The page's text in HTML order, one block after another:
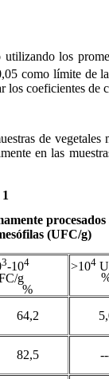
los
como límite de
los coeficientes de
de vegetales
en las
(UFC/g)
3-104
g
%
>104
64,2
82,5